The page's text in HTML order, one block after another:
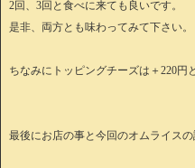
2回、3回と食べに来ても良いです。
是非、両方とも味わってみて下さい。
ちなみにトッピングチーズは＋220円
最後にお店の事と今回のオムライスの